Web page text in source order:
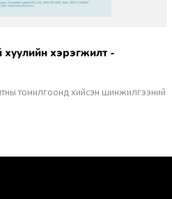
томилгоонд хийсэн шинжилгээний